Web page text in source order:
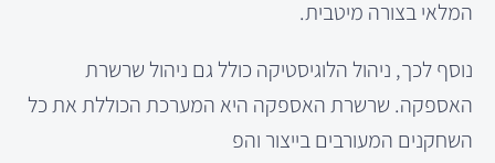
המלאי בצורה מיטבית.
נוסף לכך, ניהול הלוגיסטיקה כולל גם ניהול שרשרת
האספקה. שרשרת האספקה היא המערכת הכוללת את כל
השחקנים המעורבים בייצור והפ